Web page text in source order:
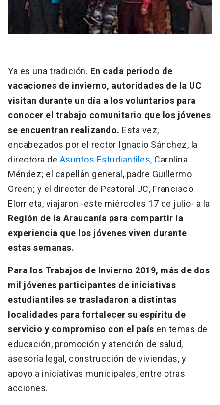
Ya es una tradición. En cada periodo de
vacaciones de invierno, autoridades de la UC
visitan durante un día a los voluntarios para
conocer el trabajo comunitario que los jóvenes
se encuentran realizando. Esta vez,
encabezados por el rector Ignacio Sánchez, la
directora de Asuntos Estudiantiles, Carolina
Méndez; el capellán general, padre Guillermo
Green; y el director de Pastoral UC, Francisco
Elorrieta, viajaron -este miércoles 17 de julio- a la
Región de la Araucanía para compartir la
experiencia que los jóvenes viven durante
estas semanas.
Para los Trabajos de Invierno 2019, más de dos
mil jóvenes participantes de iniciativas
estudiantiles se trasladaron a distintas
localidades para fortalecer su espíritu de
servicio y compromiso con el país en temas de
educación, promoción y atención de salud,
asesoría legal, construcción de viviendas, y
apoyo a iniciativas municipales, entre otras
acciones.